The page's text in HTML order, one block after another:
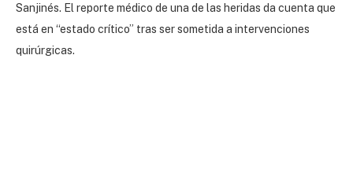
Sanjinés. El reporte médico de una de las heridas da cuenta que
está en “estado crítico” tras ser sometida a intervenciones
quirúrgicas.